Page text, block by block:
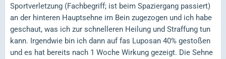
Sportverletzung (Fachbegriff; ist beim Spaziergang passiert)
an der hinteren Hauptsehne im Bein zugezogen und ich habe
geschaut, was ich zur schnelleren Heilung und Straffung tun
kann. Irgendwie bin ich dann auf fas Luposan 40% gestoßen
und es hat bereits nach 1 Woche Wirkung gezeigt. Die Sehne